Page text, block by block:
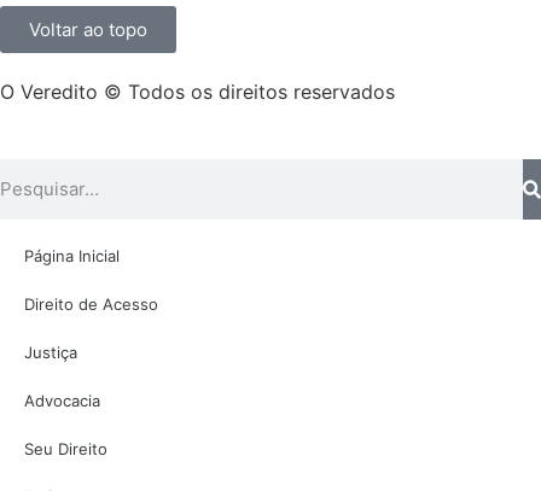
Voltar ao topo
O Veredito © Todos os direitos reservados
Página Inicial
Direito de Acesso
Justiça
Advocacia
Seu Direito